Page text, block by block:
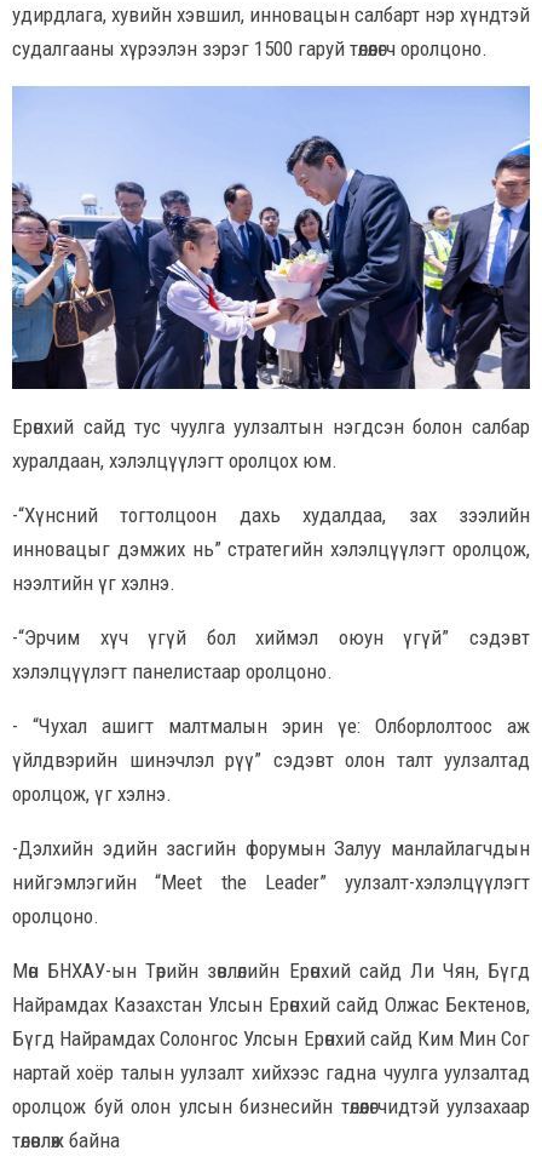
удирдлага, хувийн хэвшил, инновацын салбарт нэр хүндтэй
судалгааны хүрээлэн зэрэг 1500 гаруй төлөөлөгч оролцоно.
Ерөнхий сайд тус чуулга уулзалтын нэгдсэн болон салбар
хуралдаан, хэлэлцүүлэгт оролцох юм.
-“Хүнсний тогтолцоон дахь худалдаа, зах зээлийн
инновацыг дэмжих нь” стратегийн хэлэлцүүлэгт оролцож,
нээлтийн үг хэлнэ.
-“Эрчим хүч үгүй бол хиймэл оюун үгүй” сэдэвт
хэлэлцүүлэгт панелистаар оролцоно.
- “Чухал ашигт малтмалын эрин үе: Олборлолтоос аж
үйлдвэрийн шинэчлэл рүү” сэдэвт олон талт уулзалтад
оролцож, үг хэлнэ.
-Дэлхийн эдийн засгийн форумын Залуу манлайлагчдын
нийгэмлэгийн “Meet the Leader” уулзалт-хэлэлцүүлэгт
оролцоно.
Мөн БНХАУ-ын Төрийн зөвлөлийн Ерөнхий сайд Ли Чян, Бүгд
Найрамдах Казахстан Улсын Ерөнхий сайд Олжас Бектенов,
Бүгд Найрамдах Солонгос Улсын Ерөнхий сайд Ким Мин Сог
нартай хоёр талын уулзалт хийхээс гадна чуулга уулзалтад
оролцож буй олон улсын бизнесийн төлөөлөгчидтэй уулзахаар
төлөвлөж байна